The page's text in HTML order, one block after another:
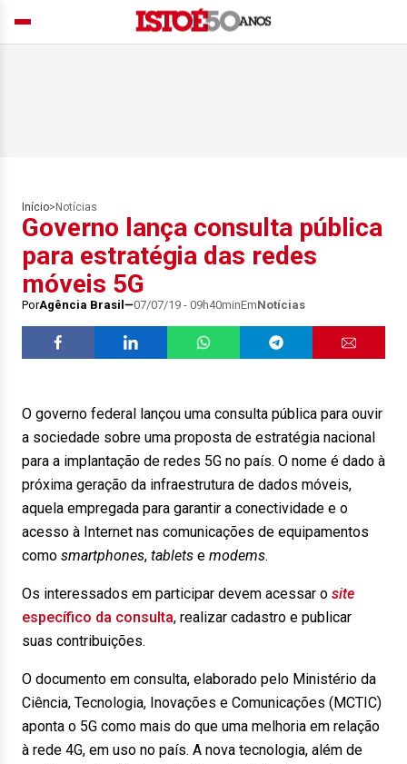
Início> Notícias
Governo lança consulta pública
para estratégia das redes
móveis 5G
PorAgência Brasil 07/07/19 - 09h40minEmNotícias
O governo federal lançou uma consulta pública para ouvir
a sociedade sobre uma proposta de estratégia nacional
para a implantação de redes 5G no país. O nome é dado à
próxima geração da infraestrutura de dados móveis,
aquela empregada para garantir a conectividade e o
acesso à Internet nas comunicações de equipamentos
como smartphones, tablets e modems.
Os interessados em participar devem acessar o site
específico da consulta, realizar cadastro e publicar
suas contribuições.
O documento em consulta, elaborado pelo Ministério da
Ciência, Tecnologia, Inovações e Comunicações (MCTIC)
aponta o 5G como mais do que uma melhoria em relação
à rede 4G, em uso no país. A nova tecnologia, além de